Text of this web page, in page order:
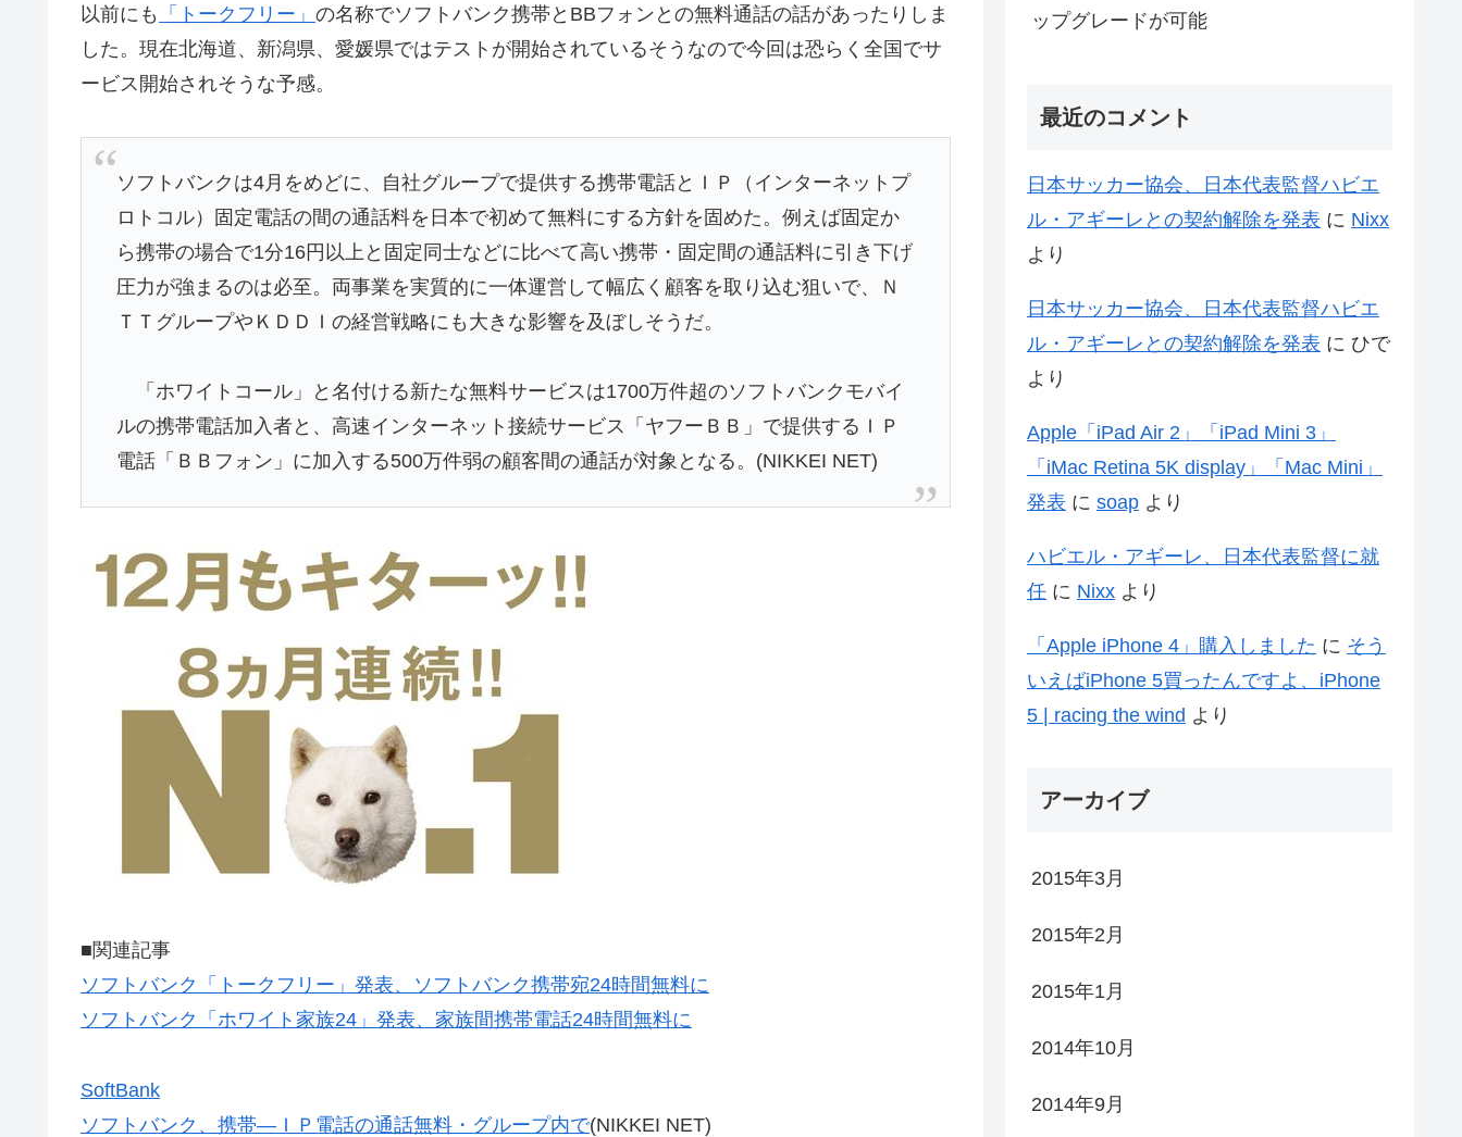
以前にも 「トークフリー」 の名称でソフトバンク携帯とBBフォンとの無料通話の話があったりしま
した。現在北海道、新潟県、愛媛県ではテストが開始されているそうなので今回は恐らく全国でサ
ービス開始されそうな予感。
ソフトバンクは4月をめどに、自社グループで提供する携帯電話とＩＰ（インターネットプ
ロトコル）固定電話の間の通話料を日本で初めて無料にする方針を固めた。例えば固定か
ら携帯の場合で1分16円以上と固定同士などに比べて高い携帯・固定間の通話料に引き下げ
圧力が強まるのは必至。両事業を実質的に一体運営して幅広く顧客を取り込む狙いで、Ｎ
ＴＴグループやＫＤＤＩの経営戦略にも大きな影響を及ぼしそうだ。
「ホワイトコール」と名付ける新たな無料サービスは1700万件超のソフトバンクモバイ
ルの携帯電話加入者と、高速インターネット接続サービス「ヤフーＢＢ」で提供するＩＰ
電話「ＢＢフォン」に加入する500万件弱の顧客間の通話が対象となる。(NIKKEI NET)
■関連記事
ソフトバンク「トークフリー」発表、ソフトバンク携帯宛24時間無料に
ソフトバンク「ホワイト家族24」発表、家族間携帯電話24時間無料に
SoftBank
ソフトバンク、携帯―ＩＰ電話の通話無料・グループ内で(NIKKEI NET)
ップグレードが可能
最近のコメント
日本サッカー協会、日本代表監督ハビエ
ル・アギーレとの契約解除を発表 に Nixx
より
日本サッカー協会、日本代表監督ハビエ
ル・アギーレとの契約解除を発表 に ひで
より
Apple「iPad Air 2」「iPad Mini 3」
「iMac Retina 5K display」「Mac Mini」
発表 に soap より
ハビエル・アギーレ、日本代表監督に就
任 に Nixx より
「Apple iPhone 4」購入しました に そう
いえばiPhone 5買ったんですよ、iPhone
5 | racing the wind より
アーカイブ
2015年3月
2015年2月
2015年1月
2014年10月
2014年9月